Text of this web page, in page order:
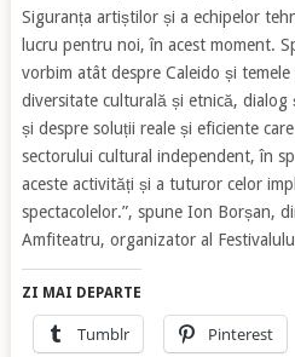
Siguranța artiștilor și a echipelor
lucru pentru noi, în acest moment.
vorbim atât despre Caleido și temele
diversitate culturală și etnică, dialog
și despre soluții reale și eficiente
sectorului cultural independent, în
aceste activități și a tuturor celor
spectacolelor.”, spune Ion Borșan,
Amfiteatru, organizator al
ZI MAI DEPARTE
Tumblr Pinterest